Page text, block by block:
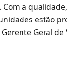
a
estão
Geral de